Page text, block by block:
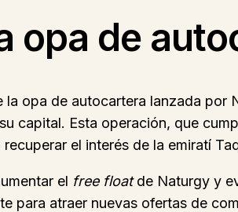
opa de
opa de autocartera lanzada
capital. Esta operación, que
el interés de la emiratí
el free floatde Naturgy y
para atraer nuevas ofertas de